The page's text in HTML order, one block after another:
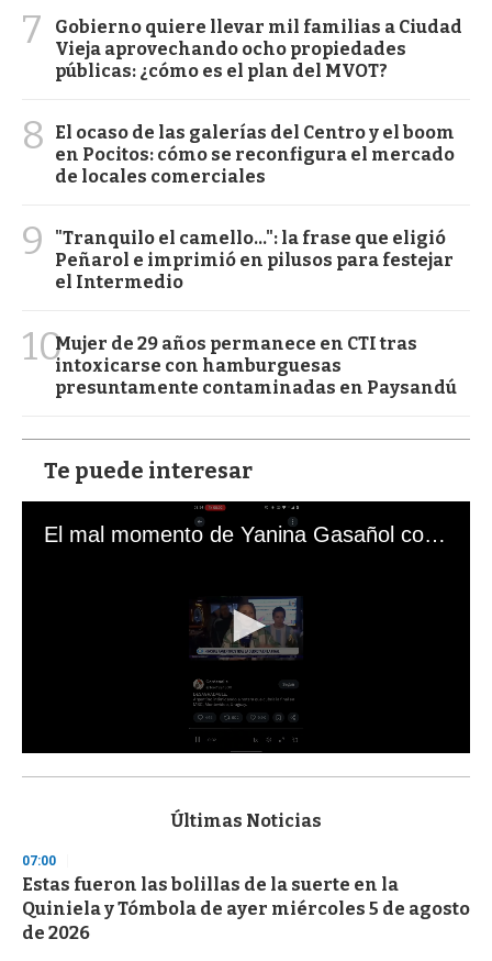
7
Gobierno quiere llevar mil familias a Ciudad
Vieja aprovechando ocho propiedades
públicas: ¿cómo es el plan del MVOT?
8
El ocaso de las galerías del Centro y el boom
en Pocitos: cómo se reconfigura el mercado
de locales comerciales
9
"Tranquilo el camello...": la frase que eligió
Peñarol e imprimió en pilusos para festejar
el Intermedio
10Mujer de 29 años permanece en CTI tras
intoxicarse con hamburguesas
presuntamente contaminadas en Paysandú
Te puede interesar
El mal momento de Yanina Gasañol con un hincha argentino en "Subrayado"
s
d
s
o
f
3
Últimas Noticias
07:00
Estas fueron las bolillas de la suerte en la
Quiniela y Tómbola de ayer miércoles 5 de agosto
de 2026